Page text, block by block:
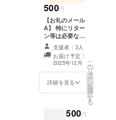
500円
【お礼のメール
A】 特にリター
ン等は必要な
い、という方の
ためのプランに
なります。サー
クル員よりお礼
のメールを送ら
せていただきま
いて、1,000円の
りません。
支援者：3人
お届け予定：
2025年12月
詳細を見る
こ
の
リ
タ
ー
ン
を
選
択
す
る
500円